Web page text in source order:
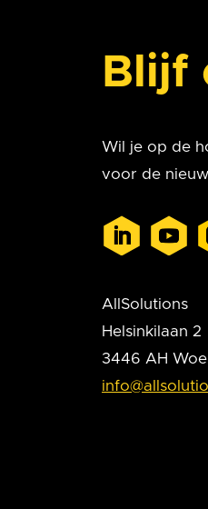
Blijf
Wil je op de
voor de
AllSolutions
Helsinkilaan 2
3446 AH